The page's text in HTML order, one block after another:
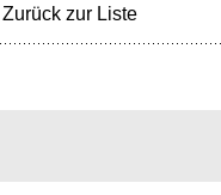
Zurück zur Liste